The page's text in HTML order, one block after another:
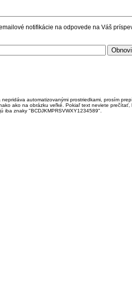
notifikácie na odpovede na Váš
automatizovanými prostriedkami, prosím
ako na obrázku veľké. Pokiaľ text neviete prečítať,
iba znaky "BCDJKMPRSVWXY1234589".